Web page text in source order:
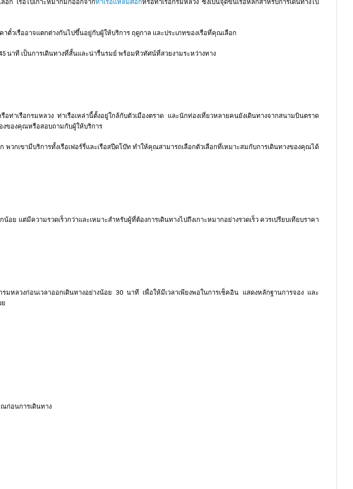
อก เรือไปเกาะหมากมักออกจากท่าเรือแหลมศอกหรือท่าเรือกรมหลวง ซึ่งเป็นจุดขึ้นเรือหลักสำหรับการเดินทางไป
ตั๋วเรืออาจแตกต่างกันไปขึ้นอยู่กับผู้ให้บริการ ฤดูกาล และประเภทของเรือที่คุณเลือก
นาที เป็นการเดินทางที่สั้นและน่ารื่นรมย์ พร้อมทิวทัศน์ที่สวยงามระหว่างทาง
ท่าเรือกรมหลวง ท่าเรือเหล่านี้ตั้งอยู่ใกล้กับตัวเมืองตราด และนักท่องเที่ยวหลายคนยังเดินทางจากสนามบินตราด
งของคุณหรือสอบถามกับผู้ให้บริการ
พวกเขามีบริการทั้งเรือเฟอร์รี่และเรือสปีดโบ๊ท ทำให้คุณสามารถเลือกตัวเลือกที่เหมาะสมกับการเดินทางของคุณได้
ย แต่มีความรวดเร็วกว่าและเหมาะสำหรับผู้ที่ต้องการเดินทางไปถึงเกาะหมากอย่างรวดเร็ว ควรเปรียบเทียบราคา
มหลวงก่อนเวลาออกเดินทางอย่างน้อย 30 นาที เพื่อให้มีเวลาเพียงพอในการเช็คอิน แสดงหลักฐานการจอง และ
ย
ณก่อนการเดินทาง